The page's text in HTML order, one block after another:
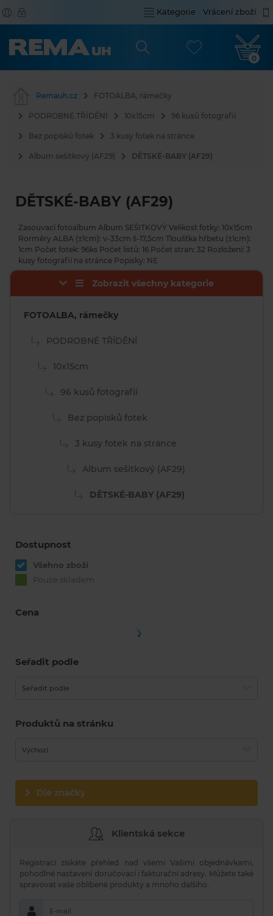
Kategorie Vrácení zboží
0
Remauh.cz FOTOALBA, rámečky
PODROBNÉ TŘÍDĚNÍ 10x15cm 96 kusů fotografií
Bez popisků fotek 3 kusy fotek na stránce
Album sešitkový (AF29) DĚTSKÉ-BABY (AF29)
DĚTSKÉ-BABY (AF29)
Zasouvací fotoalbum Album SEŠITKOVÝ Velikost fotky: 10x15cm
Rorměry ALBA (±1cm): v-33cm š-17,5cm Tloušťka hřbetu (±1cm):
1cm Počet fotek: 96ks Počet listů: 16 Počet stran: 32 Rozložení: 3
kusy fotografií na stránce Popisky: NE
Zobrazit všechny kategorie
FOTOALBA, rámečky
PODROBNÉ TŘÍDĚNÍ
10x15cm
96 kusů fotografií
Bez popisků fotek
3 kusy fotek na stránce
Album sešitkový (AF29)
DĚTSKÉ-BABY (AF29)
Dostupnost
Všehno zboží
Pouze skladem
Cena
Seřadit podle
Seřadit podle
Produktů na stránku
Výchozí
Dle značky
Klientská sekce
Registrací získáte přehled nad všemi Vašimi objednávkami,
pohodlné nastavení doručovací i fakturační adresy. Můžete také
spravovat vaše oblíbené produkty a mnoho dalšího.
E-mail